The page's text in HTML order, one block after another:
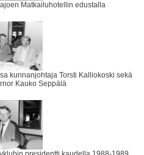
Matkailuhotellin edustalla
kunnanjohtaja Torsti Kalliokoski sekä
Kauko Seppälä